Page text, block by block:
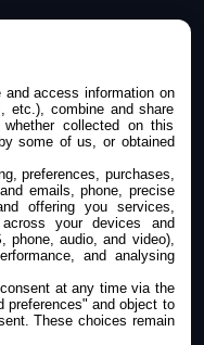
and access information on
etc.), combine and share
collected on this
some of us, or obtained
preferences, purchases,
emails, phone, precise
offering you services,
your devices and
phone, audio, and video),
and analysing
at any time via the
preferences" and object to
These choices remain